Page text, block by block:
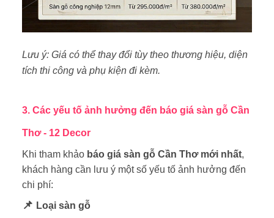
Lưu ý: Giá có thể thay đổi tùy theo thương hiệu, diện
tích thi công và phụ kiện đi kèm.
3. Các yếu tố ảnh hưởng đến báo giá sàn gỗ Cần
Thơ- 12 Decor
Khi tham khảo báo giá sàn gỗ Cần Thơ mới nhất,
khách hàng cần lưu ý một số yếu tố ảnh hưởng đến
chi phí:
📌 Loại sàn gỗ